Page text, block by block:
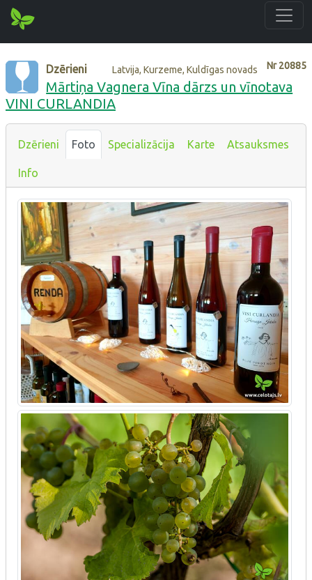
Nr20885
Dzērieni Latvija, Kurzeme, Kuldīgas novads
Mārtiņa Vagnera Vīna dārzs un vīnotava
VINI CURLANDIA
Dzērieni Foto Specializācija Karte Atsauksmes
Info